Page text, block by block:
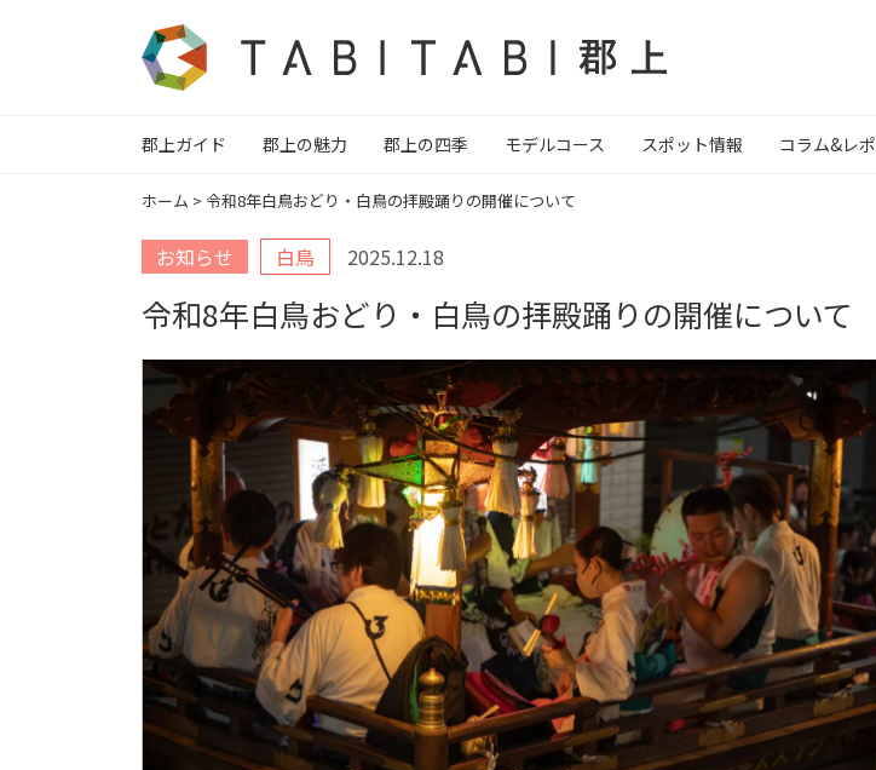
郡上ガイド 郡上の魅力 郡上の四季 モデルコース スポット情報 コラム&レポ
ホーム > 令和8年白鳥おどり・白鳥の拝殿踊りの開催について
お知らせ 白鳥 2025.12.18
令和8年白鳥おどり・白鳥の拝殿踊りの開催について